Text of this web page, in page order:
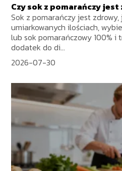
Czy sok z pomarańczy
Sok z pomarańczy jest
umiarkowanych ilościach,
lub sok pomarańczowy 100% i
dodatek do di...
2026-07-30